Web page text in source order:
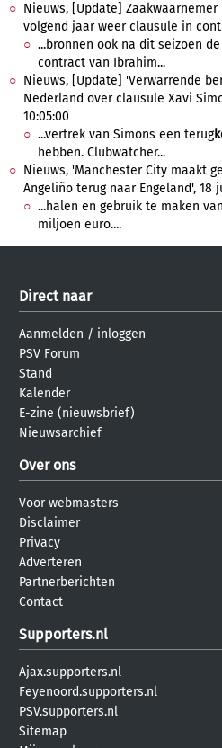
Nieuws, [Update]
volgend jaar weer clausule in
...bronnen ook na dit seizoen
contract van Ibrahim...
Nieuws, [Update] 'Verwarrende
Nederland over clausule Xavi
10:05:00
...vertrek van Simons een terug
hebben. Clubwatcher...
Nieuws, 'Manchester City maakt
Angeliño terug naar Engeland', 18
...halen en gebruik te maken
miljoen euro....
Direct naar
Aanmelden / inloggen
PSV Forum
Stand
Kalender
E-zine (nieuwsbrief)
Nieuwsarchief
Over ons
Voor webmasters
Disclaimer
Privacy
Adverteren
Partnerberichten
Contact
Supporters.nl
Ajax.supporters.nl
Feyenoord.supporters.nl
PSV.supporters.nl
Sitemap